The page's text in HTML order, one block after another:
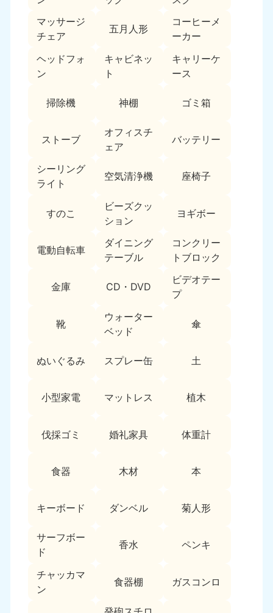
マッサージ
チェア
五月人形
コーヒーメ
ーカー
ヘッドフォ
ン
キャビネッ
ト
キャリーケ
ース
掃除機 神棚 ゴミ箱
ストーブ
オフィスチ
ェア
バッテリー
シーリング
ライト
空気清浄機 座椅子
すのこ
ビーズクッ
ション
ヨギボー
電動自転車
ダイニング
テーブル
コンクリー
トブロック
金庫 CD・DVD
ビデオテー
プ
靴
ウォーター
ベッド
傘
ぬいぐるみ スプレー缶 土
小型家電 マットレス 植木
伐採ゴミ 婚礼家具 体重計
食器 木材 本
キーボード ダンベル 菊人形
サーフボー
ド
香水 ペンキ
チャッカマ
ン
食器棚 ガスコンロ
福島県
050-1881-5271
関東
050-1881-5265 050-1881-5264
050-1881-5268
9:00〜19:00 年中無休 9:00〜19:00 年中無休
050-1881-5270
9:00〜19:00 年中無休
050-1881-5269
群馬県
9:00〜19:00 年中無休
愛知県
9:00〜19:00 年中無休
岐阜県
9:00〜19:00 年中無休
050-1881-5256 050-1881-5260
福井県
9:00〜19:00 年中無休
石川県
9:00〜19:00 年中無休
050-1881-5262 050-1881-5257
9:00〜19:00 年中無休